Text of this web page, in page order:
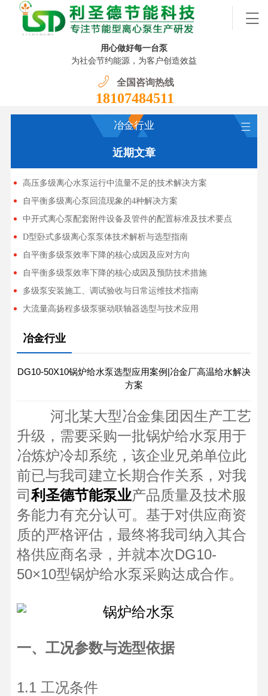
用心做好每一台泵
为社会节约能源，为客户创造效益
全国咨询热线
18107484511
冶金行业
近期文章
高压多级离心水泵运行中流量不足的技术解决方案
自平衡多级离心泵回流现象的4种解决方案
中开式离心泵配套附件设备及管件的配置标准及技术要点
D型卧式多级离心泵泵体技术解析与选型指南
自平衡多级泵效率下降的核心成因及应对方向
自平衡多级泵效率下降的核心成因及预防技术措施
多级泵安装施工、调试验收与日常运维技术指南
大流量高扬程多级泵驱动联轴器选型与技术应用
冶金行业
DG10-50X10锅炉给水泵选型应用案例|冶金厂高温给水解决
方案
河北某大型冶金集团因生产工艺
升级，需要采购一批锅炉给水泵用于
冶炼炉冷却系统，该企业兄弟单位此
前已与我司建立长期合作关系，对我
司利圣德节能泵业产品质量及技术服
务能力有充分认可。基于对供应商资
质的严格评估，最终将我司纳入其合
格供应商名录，并就本次DG10-
50×10型锅炉给水泵采购达成合作。
一、工况参数与选型依据
1.1 工况条件